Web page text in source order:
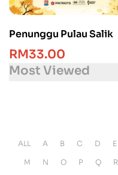
Penunggu Pulau Salik
RM33.00
Most Viewed
ALL A B C D E
M N O P Q R